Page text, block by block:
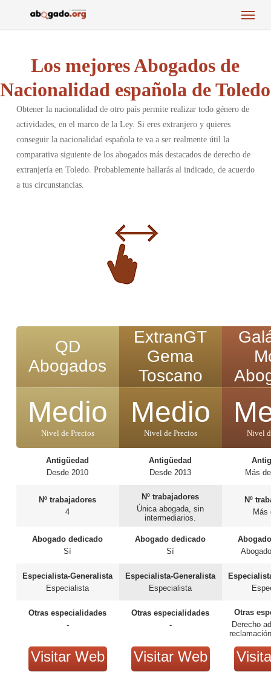
Menu
Los mejores Abogados de
Nacionalidad española de Toledo
Obtener la nacionalidad de otro país permite realizar todo género de
actividades, en el marco de la Ley. Si eres extranjero y quieres
conseguir la nacionalidad española te va a ser realmente útil la
comparativa siguiente de los abogados más destacados de derecho de
extranjería en Toledo. Probablemente hallarás al indicado, de acuerdo
a tus circunstancias.
QD
Abogados
Medio
Nivel de Precios
Antigüedad
Desde 2010
Nº trabajadores
4
Abogado dedicado
Sí
Especialista-Generalista
Especialista
Otras especialidades
-
Visitar Web
ExtranGT
Gema
Toscano
Medio
Nivel de Precios
Antigüedad
Desde 2013
Nº trabajadores
Única abogada, sin
intermediarios.
Abogado dedicado
Sí
Especialista-Generalista
Especialista
Otras especialidades
-
Visitar Web
Nivel
Más
Nº
Más
Otras
Derecho